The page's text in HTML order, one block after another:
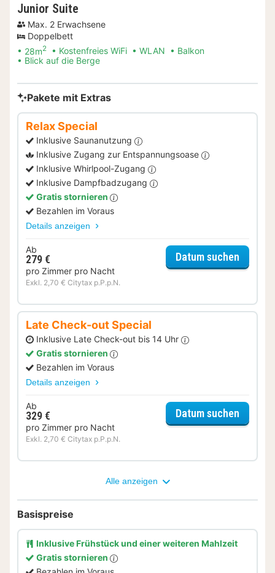
Junior Suite
Max. 2 Erwachsene
Doppelbett
28m2 Kostenfreies WiFi WLAN
Balkon
Blick auf die Berge
Pakete mit Extras
Relax Special
Inklusive Saunanutzung
Inklusive Zugang zur Entspannungsoase
Inklusive Whirlpool-Zugang
Inklusive Dampfbadzugang
Gratis stornieren
Bezahlen im Voraus
Details anzeigen
Ab
279 €
pro Zimmer pro Nacht
Exkl. 2,70 € Citytax p.P.p.N.
Datum suchen
Late Check-out Special
Inklusive Late Check-out bis 14 Uhr
Gratis stornieren
Bezahlen im Voraus
Details anzeigen
Ab
329 €
pro Zimmer pro Nacht
Exkl. 2,70 € Citytax p.P.p.N.
Datum suchen
Alle anzeigen
Basispreise
Gratis stornieren
Inklusive Frühstück und einer weiteren Mahlzeit